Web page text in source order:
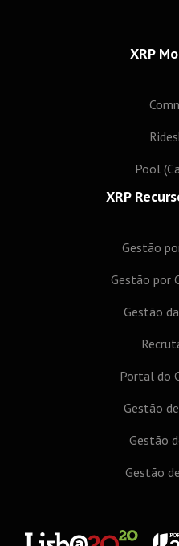
XRP
Pool
XRP
Gestão
Gestão por
Gestão
Portal do
Gestão
Gestão
Gestão